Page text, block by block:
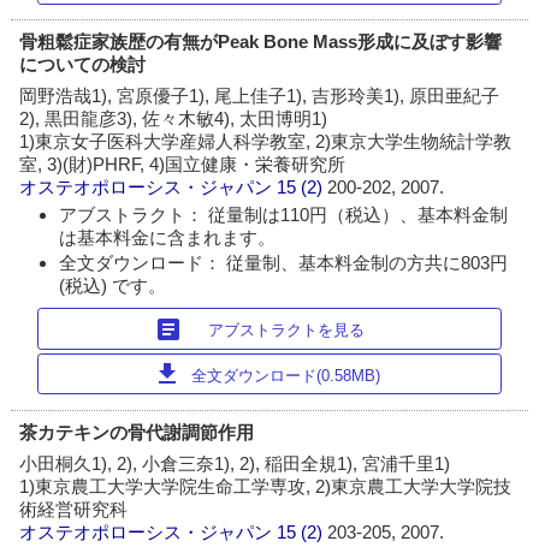
骨粗鬆症家族歴の有無がPeak Bone Mass形成に及ぼす影響
についての検討
岡野浩哉1), 宮原優子1), 尾上佳子1), 吉形玲美1), 原田亜紀子
2), 黒田龍彦3), 佐々木敏4), 太田博明1)
1)東京女子医科大学産婦人科学教室, 2)東京大学生物統計学教
室, 3)(財)PHRF, 4)国立健康・栄養研究所
オステオポローシス・ジャパン 15 (2) 200-202, 2007.
アブストラクト： 従量制は110円（税込）、基本料金制
は基本料金に含まれます。
全文ダウンロード： 従量制、基本料金制の方共に803円
(税込) です。
article アブストラクトを見る
download 全文ダウンロード(0.58MB)
茶カテキンの骨代謝調節作用
小田桐久1), 2), 小倉三奈1), 2), 稲田全規1), 宮浦千里1)
1)東京農工大学大学院生命工学専攻, 2)東京農工大学大学院技
術経営研究科
オステオポローシス・ジャパン 15 (2) 203-205, 2007.